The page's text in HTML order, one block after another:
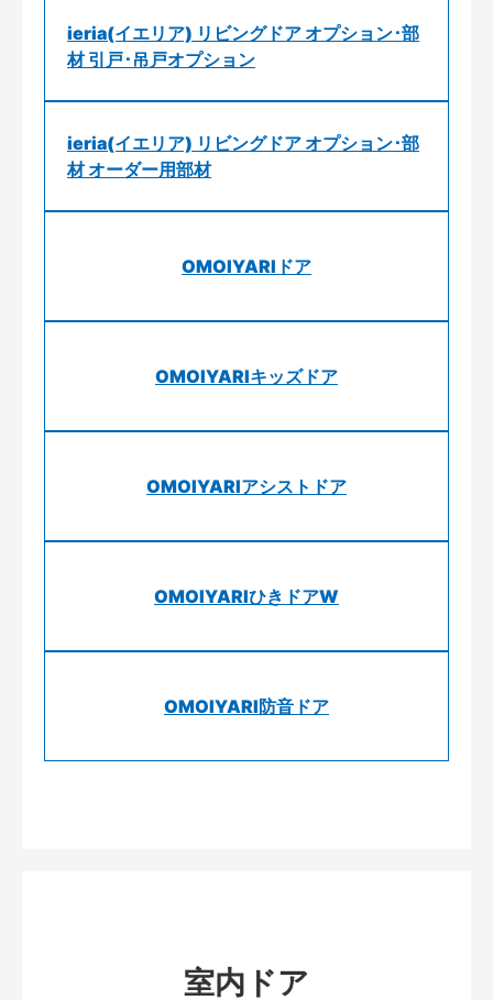
ieria(イエリア) リビングドア オプション･部
材 引戸･吊戸オプション
ieria(イエリア) リビングドア オプション･部
材 オーダー用部材
OMOIYARIドア
OMOIYARIキッズドア
OMOIYARIアシストドア
OMOIYARIひきドアW
OMOIYARI防音ドア
室内ドア